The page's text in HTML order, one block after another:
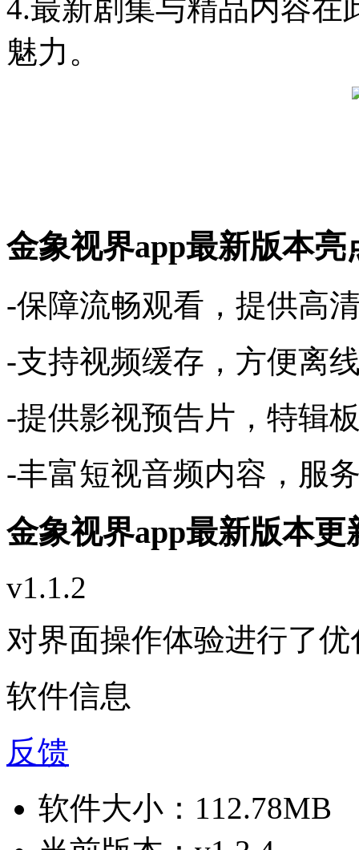
4.最新剧集与精品内容在
魅力。
金象视界app最新版本亮
-保障流畅观看，提供高
-支持视频缓存，方便离
-提供影视预告片，特辑
-丰富短视音频内容，服
金象视界app最新版本更
v1.1.2
对界面操作体验进行了优
软件信息
反馈
软件大小： 112.78MB